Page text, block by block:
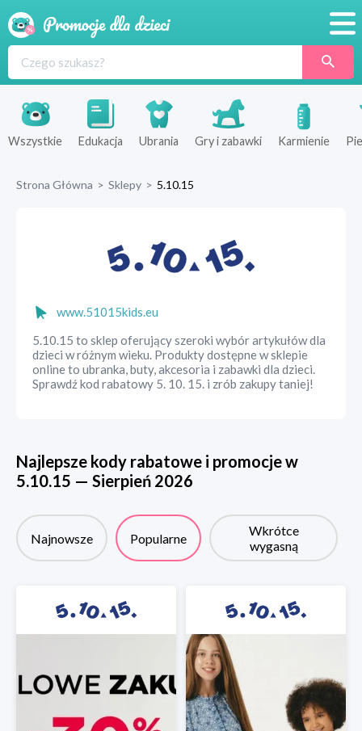
Produkty
Sklepy
Wszystkie Edukacja Ubrania Gry i zabawki Karmienie
Strona Główna > Sklepy > 5.10.15
www.51015kids.eu
5.10.15 to sklep oferujący szeroki wybór artykułów dla
dzieci w różnym wieku. Produkty dostępne w sklepie
online to ubranka, buty, akcesoria i zabawki dla dzieci.
Sprawdź kod rabatowy 5. 10. 15. i zrób zakupy taniej!
Najlepsze kody rabatowe i promocje w
5.10.15 — Sierpień 2026
Najnowsze Popularne
Wkrótce
wygasną